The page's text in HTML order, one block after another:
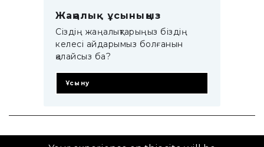
Жаңалық ұсыныңыз
Сіздің жаңалықтарыңыз біздің
келесі айдарымыз болғанын
қалайсыз ба?
Ұсыну
© 2014–2025 ZTB.KZ